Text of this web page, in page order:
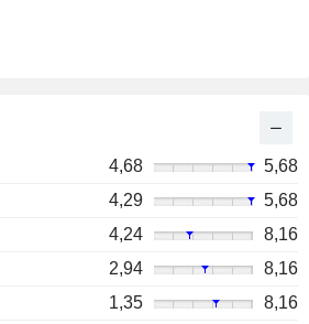
4,68
5,68
4,29
5,68
4,24
8,16
2,94
8,16
1,35 8,16